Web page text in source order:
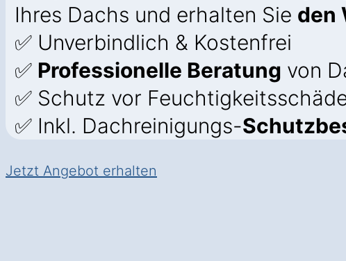
Ihres Dachs und erhalten Sie den
✅ Unverbindlich & Kostenfrei
✅ Professionelle Beratung von
✅ Schutz vor
✅ Inkl. Dachreinigungs-
Jetzt Angebot erhalten